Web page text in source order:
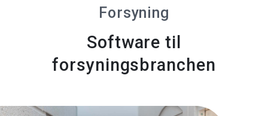
Forsyning
Software til
forsyningsbranchen